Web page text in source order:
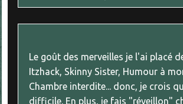
Le goût des merveilles je l'ai placé
Itzhack, Skinny Sister, Humour à
Chambre interdite... donc, je crois
difficile. En plus, je fais "réveillon"